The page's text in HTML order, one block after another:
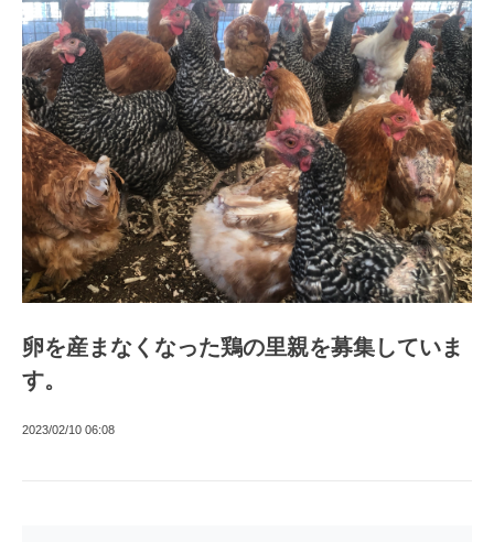
卵を産まなくなった鶏の里親を募集していま
す。
2023/02/10 06:08